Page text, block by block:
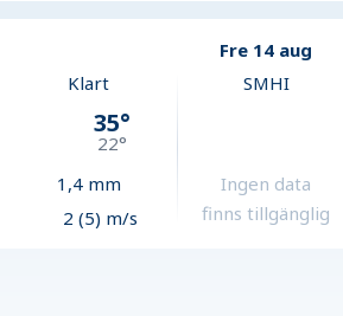
Fre 14 aug
Klart
35°
22°
1,4mm
2 (5) m/s
SMHI
Ingen data
finns tillgänglig